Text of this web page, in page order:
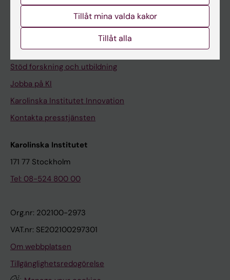
Medarbetarportalen
Universitetsbiblioteket
Stöd forskning och utbildning
Jobba på KI
Karolinska Institutet Innovation
Kontakta presstjänsten
Karolinska Institutet
171 77 Stockholm
Tel: 08-524 800 00
Org.nr: 202100-2973
VAT.nr: SE202100297301
Om webbplatsen
Tillgänglighetsredogörelse
Tillåt mina valda kakor
Tillåt alla